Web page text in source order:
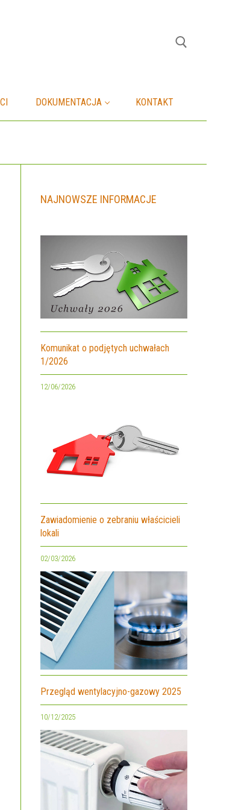
DOKUMENTACJA KONTAKT
NAJNOWSZE INFORMACJE
Komunikat o podjętych uchwałach
1/2026
12/06/2026
Zawiadomienie o zebraniu właścicieli
lokali
02/03/2026
Przegląd wentylacyjno-gazowy 2025
10/12/2025